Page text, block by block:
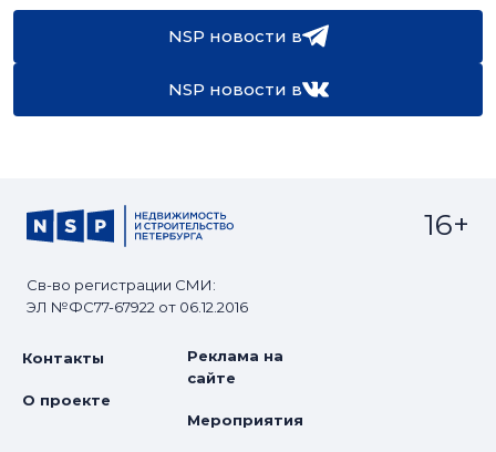
NSP новости в
NSP новости в
Св-во регистрации СМИ:
ЭЛ №ФС77-67922 от 06.12.2016
16+
Контакты
О проекте
Реклама на
сайте
Мероприятия